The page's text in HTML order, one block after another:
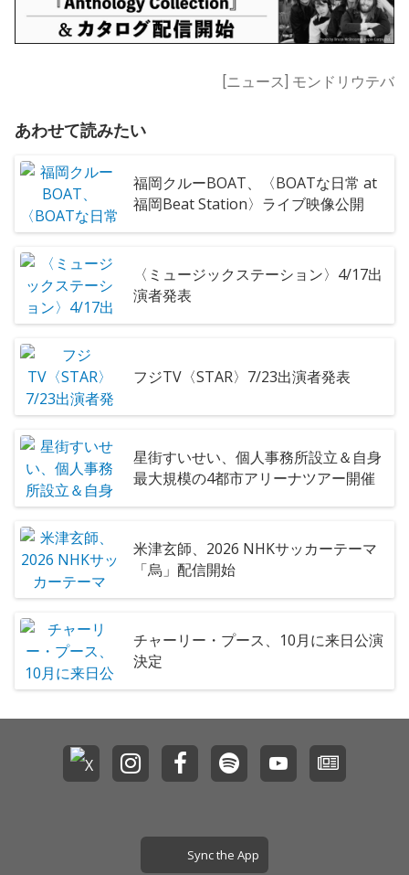
[ニュース] モンドリウテバ
あわせて読みたい
福岡クルーBOAT、〈BOATな日常 at
福岡Beat Station〉ライブ映像公開
〈ミュージックステーション〉4/17出
演者発表
フジTV〈STAR〉7/23出演者発表
星街すいせい、個人事務所設立＆自身
最大規模の4都市アリーナツアー開催
米津玄師、2026 NHKサッカーテーマ
「烏」配信開始
チャーリー・プース、10月に来日公演
決定
Sync the App